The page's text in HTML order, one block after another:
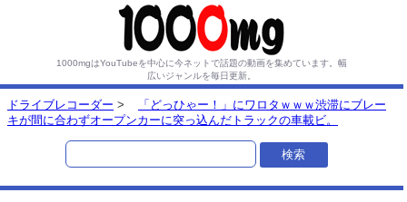
1000mgはYouTubeを中心に今ネットで話題の動画を集めています。 幅
広いジャンルを毎日更新。
ドライブレコーダー >
「どっひゃー！」にワロタｗｗｗ渋滞にブレー
キが間に合わずオープンカーに突っ込んだトラックの車載ビ。